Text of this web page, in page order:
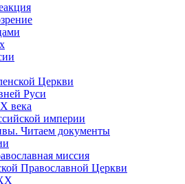
Церкви
Руси
века
империи
Читаем документы
миссия
Православной Церкви